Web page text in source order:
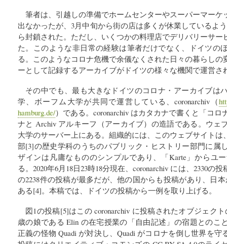
筆者は、引越しの準備でホームセンターやスーパーマーケ
出なかったが、3月中旬から街の店は多くが休業しているよ
ら封鎖された。ただし、いくつかの料理店でデリバリーサ
た。このような非日常の経験は筆者だけでなく、ドイツの
る。このようなコロナ危機で余儀なくされた日々の暮らし
ーとして記録するアーカイブがドイツの様々な機関で運営さ
その中でも、最も大きなドイツのコロナ・アーカイブは
学、ボーフム大学が共同で運営している、coronarchiv（
hamburg.de/）である。coronarchiv はカタカナで書くと「コロ
ナと Archiv アルキーフ（アーカイブ）の造語である。ウェ
大学のサーバー上にある。組織的には、このウェブサイト
部[3]の歴史学科のうちのパブリック・ヒストリー部門に属
ザインは凡庸なもののシンプルであり、「Karte」からユ
る。2020年6月18日23時18分現在、coronarchiv には、2330の
の2238件の投稿が最多だが、他の国からも投稿があり、日
ある[4]。本稿では、ドイツの投稿から一例を取り上げる。
図1の投稿[5]はこの coronarchiv に投稿されたオブジェク
歳の娘である Elin の在宅授業の「自由記述」の宿題とのこ
正義の怪物 Quadi が対決し、Quadi がコロナを倒し世界を